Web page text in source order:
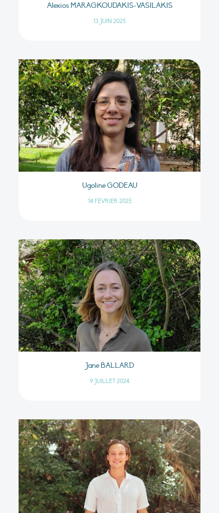
Alexios MARAGKOUDAKIS-VASILAKIS
13 JUIN 2025
Ugoline GODEAU
14 FÉVRIER 2025
Jane BALLARD
9 JUILLET 2024